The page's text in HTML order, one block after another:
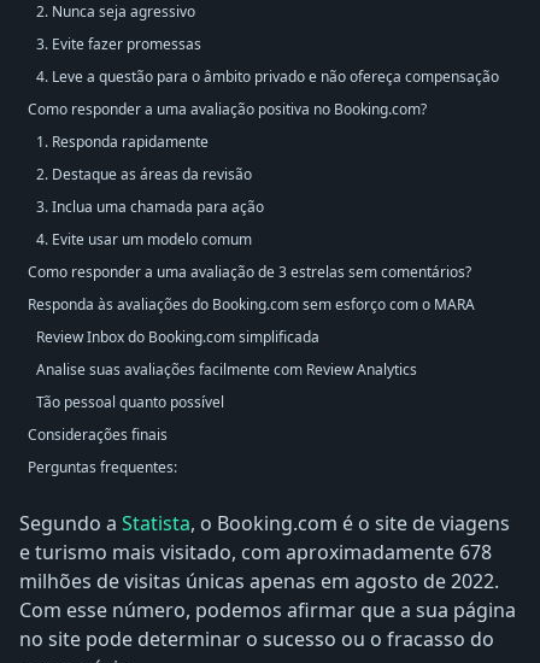
2. Nunca seja agressivo
3. Evite fazer promessas
4. Leve a questão para o âmbito privado e não ofereça compensação
Como responder a uma avaliação positiva no Booking.com?
1. Responda rapidamente
2. Destaque as áreas da revisão
3. Inclua uma chamada para ação
4. Evite usar um modelo comum
Como responder a uma avaliação de 3 estrelas sem comentários?
Responda às avaliações do Booking.com sem esforço com o MARA
Review Inbox do Booking.com simplificada
Analise suas avaliações facilmente com Review Analytics
Tão pessoal quanto possível
Considerações finais
Perguntas frequentes:
Segundo a Statista, o Booking.com é o site de viagens
e turismo mais visitado, com aproximadamente 678
milhões de visitas únicas apenas em agosto de 2022.
Com esse número, podemos afirmar que a sua página
no site pode determinar o sucesso ou o fracasso do